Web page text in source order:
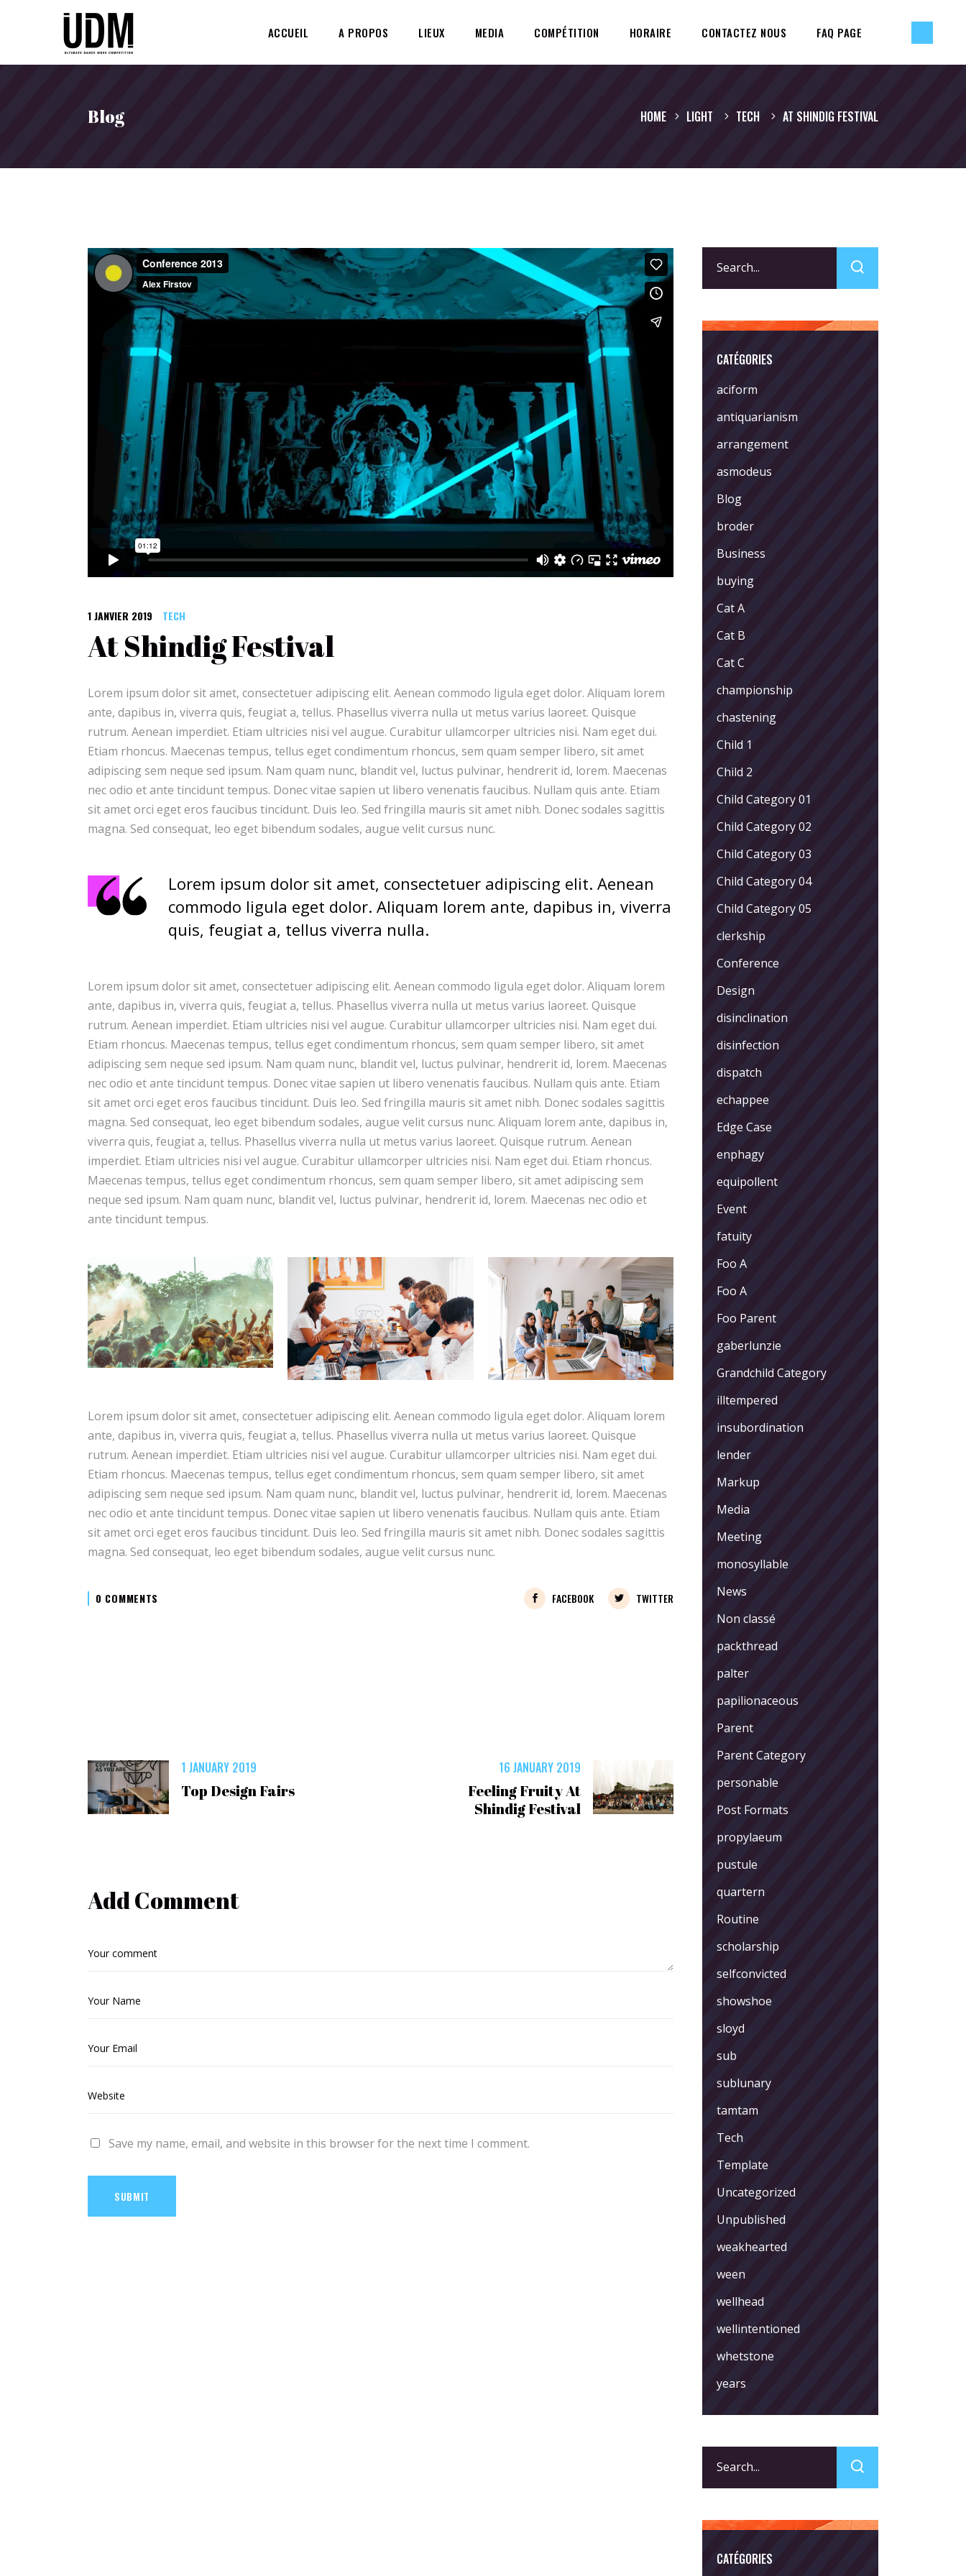
ACCUEIL A PROPOS LIEUX MEDIA COMPÉTITION HORAIRE CONTACTEZ NOUS FAQ PAGE
Blog HOME LIGHT TECH AT SHINDIG FESTIVAL
1 JANVIER 2019 TECH
At Shindig Festival
Lorem ipsum dolor sit amet, consectetuer adipiscing elit. Aenean commodo ligula eget dolor. Aliquam lorem
ante, dapibus in, viverra quis, feugiat a, tellus. Phasellus viverra nulla ut metus varius laoreet. Quisque
rutrum. Aenean imperdiet. Etiam ultricies nisi vel augue. Curabitur ullamcorper ultricies nisi. Nam eget dui.
Etiam rhoncus. Maecenas tempus, tellus eget condimentum rhoncus, sem quam semper libero, sit amet
adipiscing sem neque sed ipsum. Nam quam nunc, blandit vel, luctus pulvinar, hendrerit id, lorem. Maecenas
nec odio et ante tincidunt tempus. Donec vitae sapien ut libero venenatis faucibus. Nullam quis ante. Etiam
sit amet orci eget eros faucibus tincidunt. Duis leo. Sed fringilla mauris sit amet nibh. Donec sodales sagittis
magna. Sed consequat, leo eget bibendum sodales, augue velit cursus nunc.
Lorem ipsum dolor sit amet, consectetuer adipiscing elit. Aenean
commodo ligula eget dolor. Aliquam lorem ante, dapibus in, viverra
quis, feugiat a, tellus viverra nulla.
Lorem ipsum dolor sit amet, consectetuer adipiscing elit. Aenean commodo ligula eget dolor. Aliquam lorem
ante, dapibus in, viverra quis, feugiat a, tellus. Phasellus viverra nulla ut metus varius laoreet. Quisque
rutrum. Aenean imperdiet. Etiam ultricies nisi vel augue. Curabitur ullamcorper ultricies nisi. Nam eget dui.
Etiam rhoncus. Maecenas tempus, tellus eget condimentum rhoncus, sem quam semper libero, sit amet
adipiscing sem neque sed ipsum. Nam quam nunc, blandit vel, luctus pulvinar, hendrerit id, lorem. Maecenas
nec odio et ante tincidunt tempus. Donec vitae sapien ut libero venenatis faucibus. Nullam quis ante. Etiam
sit amet orci eget eros faucibus tincidunt. Duis leo. Sed fringilla mauris sit amet nibh. Donec sodales sagittis
magna. Sed consequat, leo eget bibendum sodales, augue velit cursus nunc. Aliquam lorem ante, dapibus in,
viverra quis, feugiat a, tellus. Phasellus viverra nulla ut metus varius laoreet. Quisque rutrum. Aenean
imperdiet. Etiam ultricies nisi vel augue. Curabitur ullamcorper ultricies nisi. Nam eget dui. Etiam rhoncus.
Maecenas tempus, tellus eget condimentum rhoncus, sem quam semper libero, sit amet adipiscing sem
neque sed ipsum. Nam quam nunc, blandit vel, luctus pulvinar, hendrerit id, lorem. Maecenas nec odio et
ante tincidunt tempus.
Lorem ipsum dolor sit amet, consectetuer adipiscing elit. Aenean commodo ligula eget dolor. Aliquam lorem
ante, dapibus in, viverra quis, feugiat a, tellus. Phasellus viverra nulla ut metus varius laoreet. Quisque
rutrum. Aenean imperdiet. Etiam ultricies nisi vel augue. Curabitur ullamcorper ultricies nisi. Nam eget dui.
Etiam rhoncus. Maecenas tempus, tellus eget condimentum rhoncus, sem quam semper libero, sit amet
adipiscing sem neque sed ipsum. Nam quam nunc, blandit vel, luctus pulvinar, hendrerit id, lorem. Maecenas
nec odio et ante tincidunt tempus. Donec vitae sapien ut libero venenatis faucibus. Nullam quis ante. Etiam
sit amet orci eget eros faucibus tincidunt. Duis leo. Sed fringilla mauris sit amet nibh. Donec sodales sagittis
magna. Sed consequat, leo eget bibendum sodales, augue velit cursus nunc.
0 COMMENTS FACEBOOK TWITTER
1 JANUARY 2019
Top Design Fairs
16 JANUARY 2019
Feeling Fruity At
Shindig Festival
Add Comment
Save my name, email, and website in this browser for the next time I comment.
SUBMIT
for:
CATÉGORIES
aciform
antiquarianism
arrangement
asmodeus
Blog
broder
Business
buying
Cat A
Cat B
Cat C
championship
chastening
Child 1
Child 2
Child Category 01
Child Category 02
Child Category 03
Child Category 04
Child Category 05
clerkship
Conference
Design
disinclination
disinfection
dispatch
echappee
Edge Case
enphagy
equipollent
Event
fatuity
Foo A
Foo A
Foo Parent
gaberlunzie
Grandchild Category
illtempered
insubordination
lender
Markup
Media
Meeting
monosyllable
News
Non classé
packthread
palter
papilionaceous
Parent
Parent Category
personable
Post Formats
propylaeum
pustule
quartern
Routine
scholarship
selfconvicted
showshoe
sloyd
sub
sublunary
tamtam
Tech
Template
Uncategorized
Unpublished
weakhearted
ween
wellhead
wellintentioned
whetstone
years
for:
CATÉGORIES